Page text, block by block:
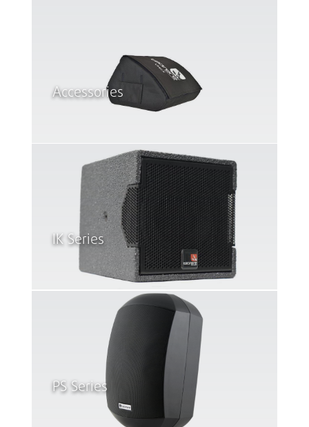
Accessories
IK Series
PS Series